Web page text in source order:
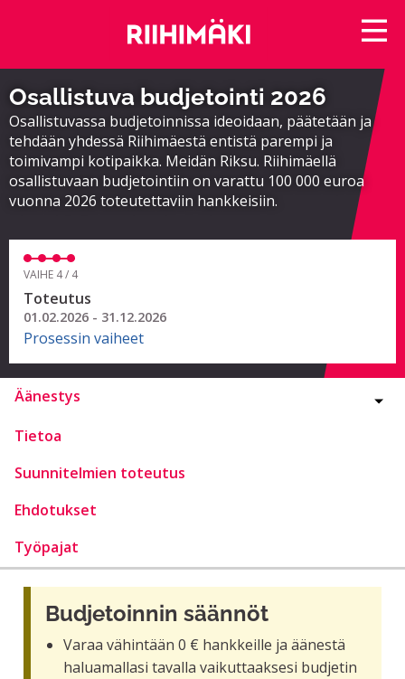
Osallistuva budjetointi 2026
Osallistuvassa budjetoinnissa ideoidaan, päätetään ja
tehdään yhdessä Riihimäestä entistä parempi ja
toimivampi kotipaikka. Meidän Riksu. Riihimäellä
osallistuvaan budjetointiin on varattu 100 000 euroa
vuonna 2026 toteutettaviin hankkeisiin.
VAIHE 4 / 4
Toteutus
01.02.2026 - 31.12.2026
Prosessin vaiheet
Äänestys
Tietoa
Suunnitelmien toteutus
Ehdotukset
Työpajat
Budjetoinnin säännöt
Varaa vähintään 0 € hankkeille ja äänestä
haluamallasi tavalla vaikuttaaksesi budjetin